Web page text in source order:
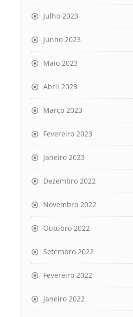
Julho 2023
Junho 2023
Maio 2023
Abril 2023
Março 2023
Fevereiro 2023
Janeiro 2023
Dezembro 2022
Novembro 2022
Outubro 2022
Setembro 2022
Fevereiro 2022
Janeiro 2022